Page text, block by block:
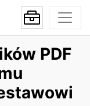
PDF